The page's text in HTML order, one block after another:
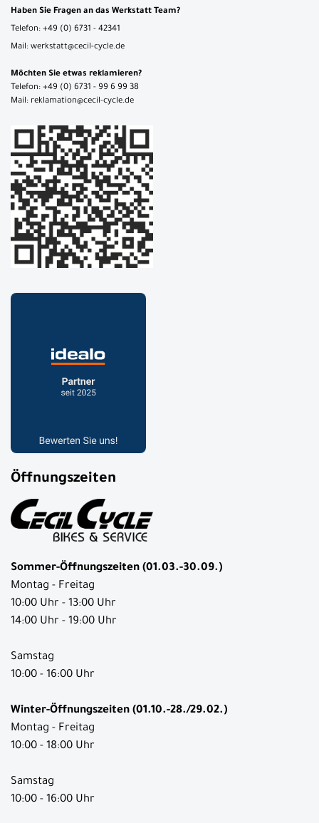
Haben Sie Fragen an das Werkstatt Team?
Telefon: +49 (0) 6731 - 42341
Mail: werkstatt@cecil-cycle.de
Möchten Sie etwas reklamieren?
Telefon: +49 (0) 6731 - 99 6 99 38
Mail: reklamation@cecil-cycle.de
Öffnungszeiten
Sommer-Öffnungszeiten (01.03.-30.09.)
Montag - Freitag
10:00 Uhr - 13:00 Uhr
14:00 Uhr - 19:00 Uhr
Samstag
10:00 - 16:00 Uhr
Winter-Öffnungszeiten (01.10.-28./29.02.)
Montag - Freitag
10:00 - 18:00 Uhr
Samstag
10:00 - 16:00 Uhr